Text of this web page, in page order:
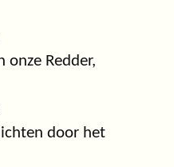
onze Redder,
door het